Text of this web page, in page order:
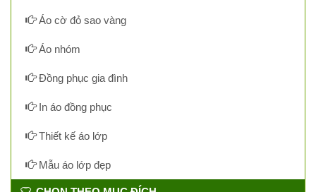
Áo cờ đỏ sao vàng
Áo nhóm
Đồng phục gia đình
In áo đồng phục
Thiết kế áo lớp
Mẫu áo lớp đẹp